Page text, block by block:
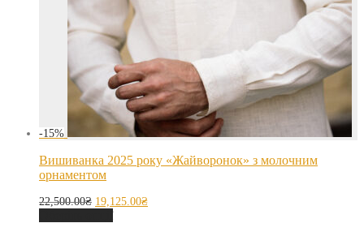
-15%
Вишиванка 2025 року «Жайворонок» з молочним
орнаментом
22,500.00₴ 19,125.00₴